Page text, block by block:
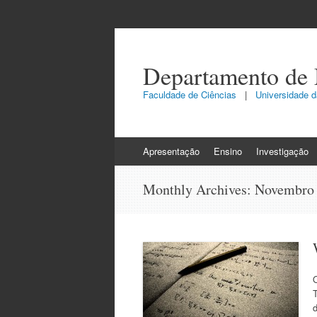
Departamento
Faculdade de Ciências | Universidade
to
Apresentação Ensino Investigação
Monthly Archives: